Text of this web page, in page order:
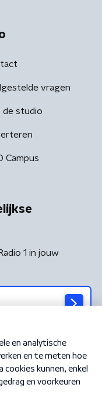
vragen
de studio
Campus
1 in jouw